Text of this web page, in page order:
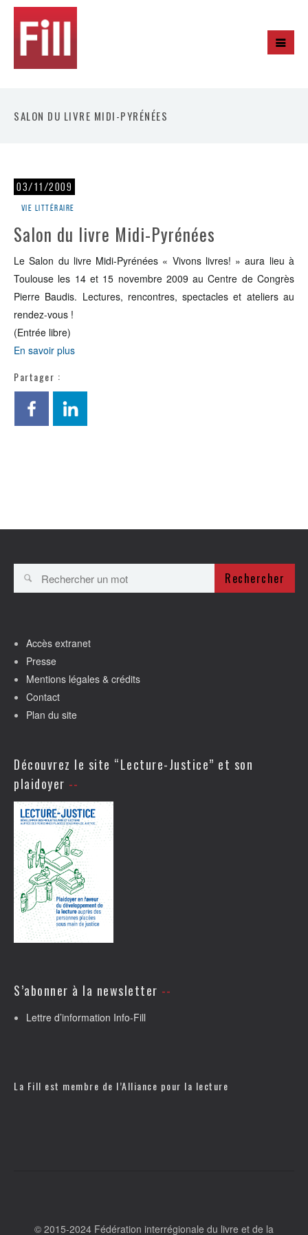
SALON DU LIVRE MIDI-PYRÉNÉES
03/11/2009
Vie littéraire
Salon du livre Midi-Pyrénées
Le Salon du livre Midi-Pyrénées « Vivons livres! » aura lieu à
Toulouse les 14 et 15 novembre 2009 au Centre de Congrès
Pierre Baudis. Lectures, rencontres, spectacles et ateliers au
rendez-vous !
(Entrée libre)
En savoir plus
Partager :
Rechercher
Accès extranet
Presse
Mentions légales & crédits
Contact
Plan du site
Découvrez le site “Lecture-Justice” et son
plaidoyer
S’abonner à la newsletter
Lettre d’information Info-Fill
La Fill est membre de l’Alliance pour la lecture
© 2015-2024 Fédération interrégionale du livre et de la